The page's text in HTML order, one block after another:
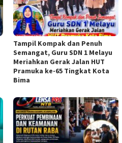
Tampil Kompak dan Penuh
Semangat, Guru SDN 1 Melayu
Meriahkan Gerak Jalan HUT
Pramuka ke-65 Tingkat Kota
Bima